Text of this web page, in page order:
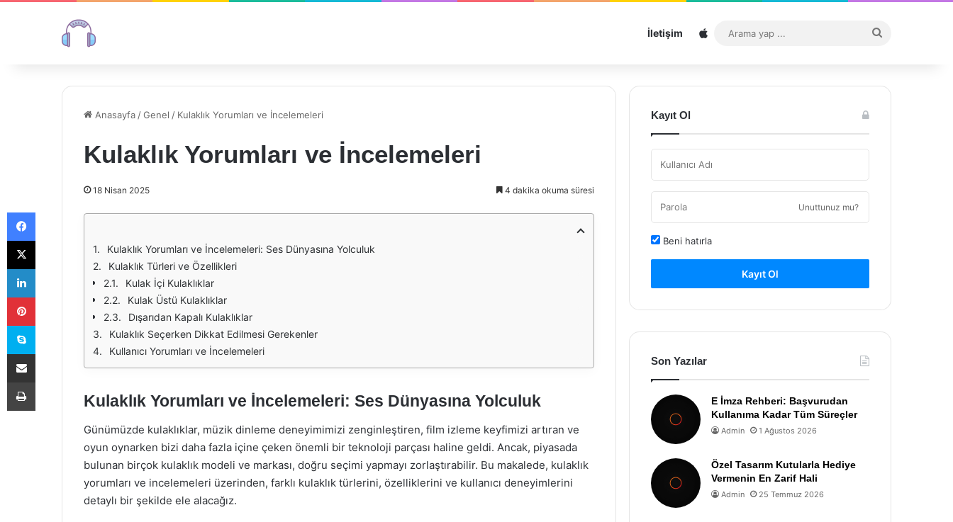
İletişim Sitemap
...
Anasayfa /Genel / Kulaklık Yorumları ve İncelemeleri
Kulaklık Yorumları ve İncelemeleri
18 Nisan 2025 4 dakika okuma süresi
Kulaklık Yorumları ve İncelemeleri: Ses Dünyasına Yolculuk
Kulaklık Türleri ve Özellikleri
Kulak İçi Kulaklıklar
Kulak Üstü Kulaklıklar
Dışarıdan Kapalı Kulaklıklar
Kulaklık Seçerken Dikkat Edilmesi Gerekenler
Kullanıcı Yorumları ve İncelemeleri
Kulaklık Yorumları ve İncelemeleri: Ses Dünyasına Yolculuk
Günümüzde kulaklıklar, müzik dinleme deneyimimizi zenginleştiren, film izleme keyfimizi artıran ve
oyun oynarken bizi daha fazla içine çeken önemli bir teknoloji parçası haline geldi. Ancak, piyasada
bulunan birçok kulaklık modeli ve markası, doğru seçimi yapmayı zorlaştırabilir. Bu makalede, kulaklık
yorumları ve incelemeleri üzerinden, farklı kulaklık türlerini, özelliklerini ve kullanıcı deneyimlerini
detaylı bir şekilde ele alacağız.
Kayıt Ol
Unuttunuz mu?
Beni hatırla
Kayıt Ol
Son Yazılar
E İmza Rehberi: Başvurudan
Kullanıma Kadar Tüm Süreçler
Admin 1 Ağustos 2026
Özel Tasarım Kutularla Hediye
Vermenin En Zarif Hali
Admin 25 Temmuz 2026
Facebook
X
LinkedIn
Pinterest
Skype
E-Posta ile paylaş